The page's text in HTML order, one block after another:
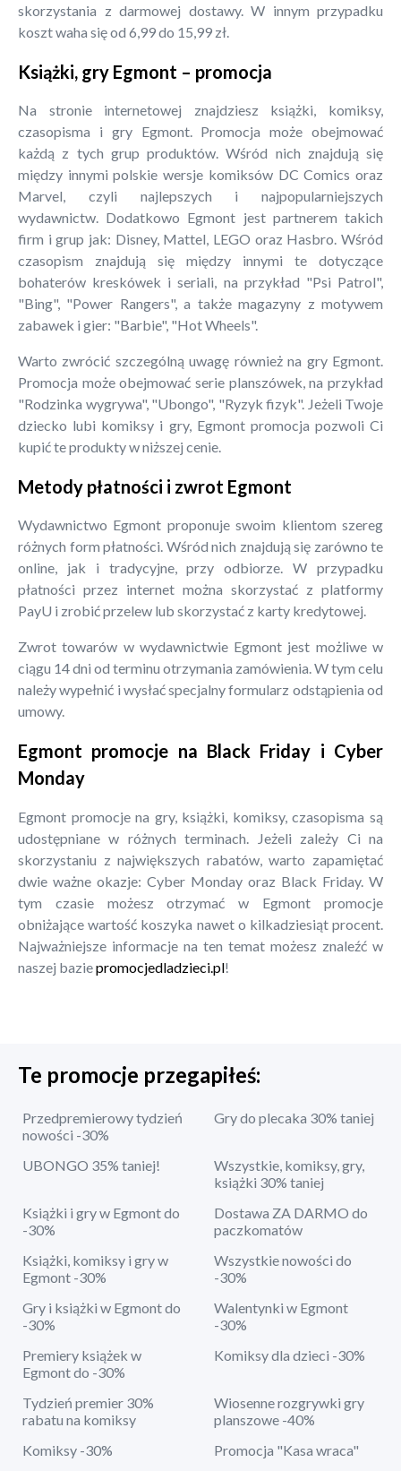
skorzystania z darmowej dostawy. W innym przypadku
koszt waha się od 6,99 do 15,99 zł.
Książki, gry Egmont – promocja
Na stronie internetowej znajdziesz książki, komiksy,
czasopisma i gry Egmont. Promocja może obejmować
każdą z tych grup produktów. Wśród nich znajdują się
między innymi polskie wersje komiksów DC Comics oraz
Marvel, czyli najlepszych i najpopularniejszych
wydawnictw. Dodatkowo Egmont jest partnerem takich
firm i grup jak: Disney, Mattel, LEGO oraz Hasbro. Wśród
czasopism znajdują się między innymi te dotyczące
bohaterów kreskówek i seriali, na przykład "Psi Patrol",
"Bing", "Power Rangers", a także magazyny z motywem
zabawek i gier: "Barbie", "Hot Wheels".
Warto zwrócić szczególną uwagę również na gry Egmont.
Promocja może obejmować serie planszówek, na przykład
"Rodzinka wygrywa", "Ubongo", "Ryzyk fizyk". Jeżeli Twoje
dziecko lubi komiksy i gry, Egmont promocja pozwoli Ci
kupić te produkty w niższej cenie.
Metody płatności i zwrot Egmont
Wydawnictwo Egmont proponuje swoim klientom szereg
różnych form płatności. Wśród nich znajdują się zarówno te
online, jak i tradycyjne, przy odbiorze. W przypadku
płatności przez internet można skorzystać z platformy
PayU i zrobić przelew lub skorzystać z karty kredytowej.
Zwrot towarów w wydawnictwie Egmont jest możliwe w
ciągu 14 dni od terminu otrzymania zamówienia. W tym celu
należy wypełnić i wysłać specjalny formularz odstąpienia od
umowy.
Egmont promocje na Black Friday i Cyber
Monday
Egmont promocje na gry, książki, komiksy, czasopisma są
udostępniane w różnych terminach. Jeżeli zależy Ci na
skorzystaniu z największych rabatów, warto zapamiętać
dwie ważne okazje: Cyber Monday oraz Black Friday. W
tym czasie możesz otrzymać w Egmont promocje
obniżające wartość koszyka nawet o kilkadziesiąt procent.
Najważniejsze informacje na ten temat możesz znaleźć w
naszej baziepromocjedladzieci.pl!
Te promocje przegapiłeś:
Przedpremierowy tydzień
nowości -30%
Gry do plecaka 30% taniej
UBONGO 35% taniej!
Wszystkie, komiksy, gry,
książki 30% taniej
Książki i gry w Egmont do
-30%
Dostawa ZA DARMO do
paczkomatów
Książki, komiksy i gry w
Egmont -30%
Wszystkie nowości do
-30%
Gry i książki w Egmont do
-30%
Walentynki w Egmont
-30%
Premiery książek w
Egmont do -30%
Komiksy dla dzieci -30%
Tydzień premier 30%
rabatu na komiksy
Wiosenne rozgrywki gry
planszowe -40%
Komiksy -30%
Promocja "Kasa wraca"